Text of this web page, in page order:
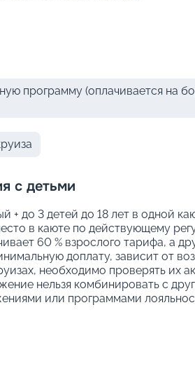
программу (оплачивается на
с детьми
+ до 3 детей до 18 лет в одной
в каюте по действующему
60 % взрослого тарифа, а
доплату, зависит от
необходимо проверять их
нельзя комбинировать с
или программами